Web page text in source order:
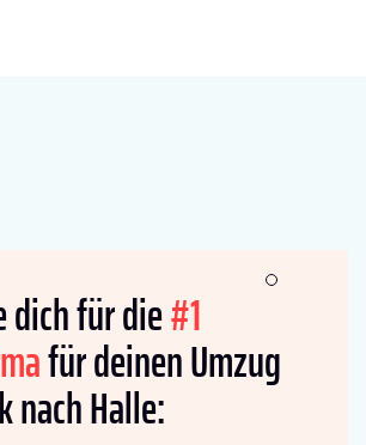
dich für die#1
für deinen Umzug
nach Halle: